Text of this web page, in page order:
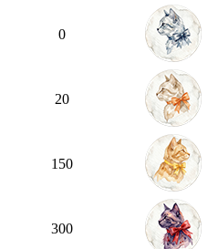
0
20
150
300